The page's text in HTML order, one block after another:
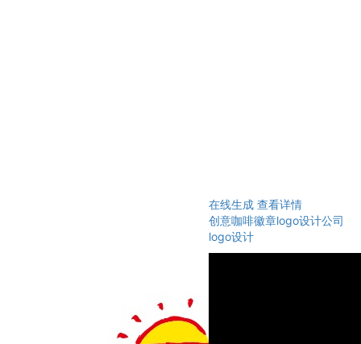
在线生成 查看详情
创意咖啡徽章logo设计公司
logo设计